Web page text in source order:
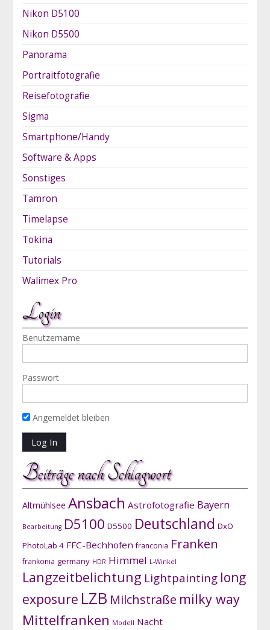
Nikon D5100
Nikon D5500
Panorama
Portraitfotografie
Reisefotografie
Sigma
Smartphone/Handy
Software & Apps
Sonstiges
Tamron
Timelapse
Tokina
Tutorials
Walimex Pro
Login
Benutzername
Passwort
Angemeldet bleiben
Beiträge nach Schlagwort
Altmühlsee Ansbach Astrofotografie Bayern
Bearbeitung D5100 D5500 Deutschland DxO
PhotoLab 4 FFC-Bechhofen franconia Franken
frankonia germany HDR Himmel L-Winkel
Langzeitbelichtung Lightpainting long
exposure LZB Milchstraße milky way
Mittelfranken Modell Nacht